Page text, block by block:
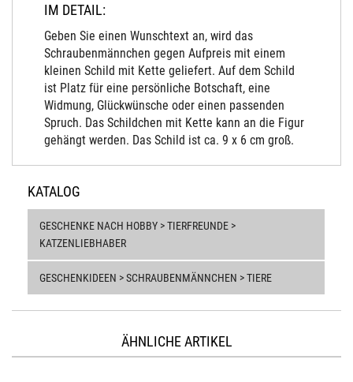
IM DETAIL:
Geben Sie einen Wunschtext an, wird das
Schraubenmännchen gegen Aufpreis mit einem
kleinen Schild mit Kette geliefert. Auf dem Schild
ist Platz für eine persönliche Botschaft, eine
Widmung, Glückwünsche oder einen passenden
Spruch. Das Schildchen mit Kette kann an die Figur
gehängt werden. Das Schild ist ca. 9 x 6 cm groß.
KATALOG
GESCHENKE NACH HOBBY > TIERFREUNDE >
KATZENLIEBHABER
GESCHENKIDEEN > SCHRAUBENMÄNNCHEN > TIERE
ÄHNLICHE ARTIKEL